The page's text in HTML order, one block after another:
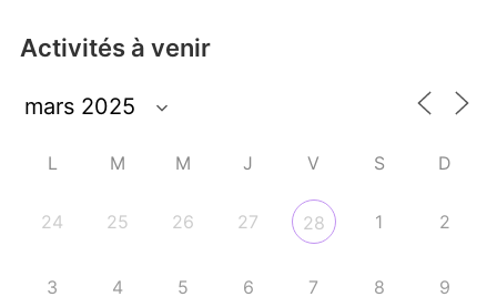
Activités à venir
L M M J V S D
24 25 26 27 28 1 2
3 4 5 6 7 8 9